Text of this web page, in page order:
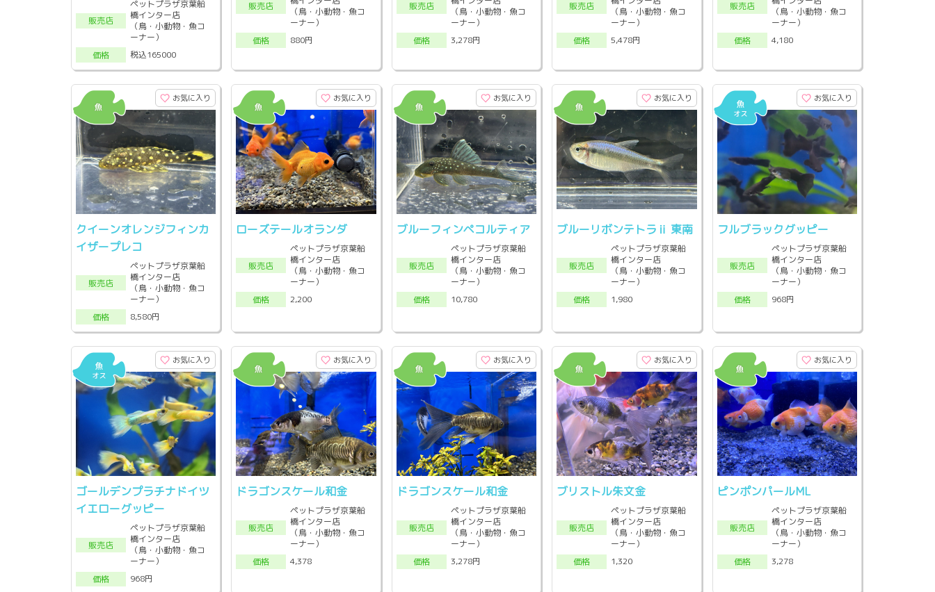
販売店
ペットプラザ京葉船
橋インター店
（鳥・小動物・魚コ
ーナー）
価格
税込165000
販売店
（鳥・小動物・魚コ
ーナー）
価格
880円
販売店
（鳥・小動物・魚コ
ーナー）
価格
3,278円
販売店
（鳥・小動物・魚コ
ーナー）
価格
5,478円
販売店
（鳥・小動物・魚コ
ーナー）
価格
4,180
お気に入り
クイーンオレンジフィンカ
イザープレコ
販売店
ペットプラザ京葉船
橋インター店
（鳥・小動物・魚コ
ーナー）
価格
8,580円
お気に入り
ローズテールオランダ
販売店
ペットプラザ京葉船
橋インター店
（鳥・小動物・魚コ
ーナー）
価格
2,200
お気に入り
ブルーフィンペコルティア
販売店
ペットプラザ京葉船
橋インター店
（鳥・小動物・魚コ
ーナー）
価格
10,780
お気に入り
ブルーリボンテトラⅱ 東南
販売店
ペットプラザ京葉船
橋インター店
（鳥・小動物・魚コ
ーナー）
価格
1,980
お気に入り
フルブラックグッピー
販売店
ペットプラザ京葉船
橋インター店
（鳥・小動物・魚コ
ーナー）
価格
968円
お気に入り
ゴールデンプラチナドイツ
イエローグッピー
販売店
ペットプラザ京葉船
橋インター店
（鳥・小動物・魚コ
ーナー）
価格
968円
お気に入り
ドラゴンスケール和金
販売店
ペットプラザ京葉船
橋インター店
（鳥・小動物・魚コ
ーナー）
価格
4,378
お気に入り
ドラゴンスケール和金
販売店
ペットプラザ京葉船
橋インター店
（鳥・小動物・魚コ
ーナー）
価格
3,278円
お気に入り
ブリストル朱文金
販売店
ペットプラザ京葉船
橋インター店
（鳥・小動物・魚コ
ーナー）
価格
1,320
お気に入り
ピンポンパールML
販売店
ペットプラザ京葉船
橋インター店
（鳥・小動物・魚コ
ーナー）
価格
3,278